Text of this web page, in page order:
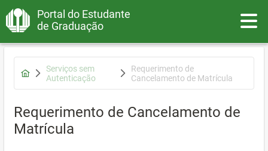
Portal do Estudante
de Graduação
Serviços sem
Autenticação
Requerimento de
Cancelamento de Matrícula
Requerimento de Cancelamento de
Matrícula